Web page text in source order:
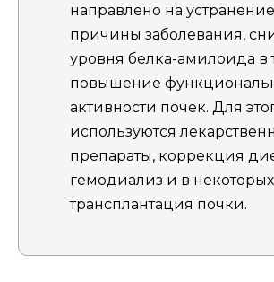
направлено на
причины заболевания,
уровня белка-амилоида в
повышение
активности почек. Для
используются
препараты, коррекция
гемодиализ и в некоторых
трансплантация почки.